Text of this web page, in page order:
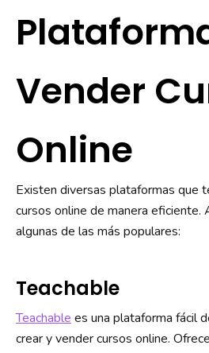
Vender
Online
Existen diversas plataformas que
cursos online de manera eficiente.
algunas de las más populares:
Teachable
Teachable es una plataforma fácil
crear y vender cursos online.